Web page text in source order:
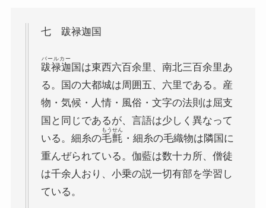
ロシアの歴史・文化とドストエフスキー
ディストピア・SF小説から考える現代社会
七 跋禄迦国
跋禄迦
バールカー
国は東西六百余里、南北三百余里あ
る。国の大都城は周囲五、六里である。産
物・気候・人情・風俗・文字の法則は屈支
国と同じであるが、言語は少しく異なって
いる。細糸の毛氈
もうせん
・細糸の毛織物は隣国に
重んぜられている。伽藍は数十カ所、僧徒
は千余人おり、小乗の説一切有部を学習し
ている。